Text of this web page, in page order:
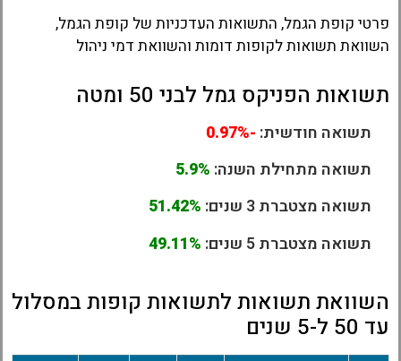
פרטי קופת הגמל, התשואות העדכניות של קופת הגמל,
השוואת תשואות לקופות דומות והשוואת דמי ניהול
תשואות הפניקס גמל לבני 50 ומטה
תשואה חודשית: -0.97%
תשואה מתחילת השנה: 5.9%
תשואה מצטברת 3 שנים:
51.42%
תשואה מצטברת 5 שנים:
49.11%
השוואת תשואות לתשואות קופות במסלול
עד 50 ל-5 שנים